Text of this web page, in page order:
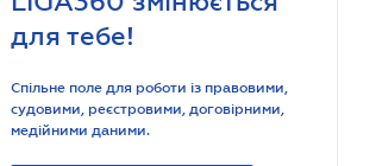
для тебе!
Спільне поле для роботи із правовими,
судовими, реєстровими, договірними,
медійними даними.